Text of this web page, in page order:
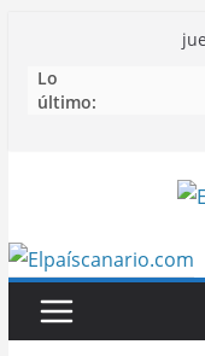
contenido
Lo
último: